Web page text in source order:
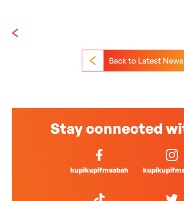
Back to Latest News
Stay connected
kupikupifmsabah